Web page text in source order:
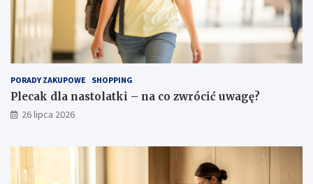
PORADY ZAKUPOWE SHOPPING
Plecak dla nastolatki – na co zwrócić uwagę?
26 lipca 2026